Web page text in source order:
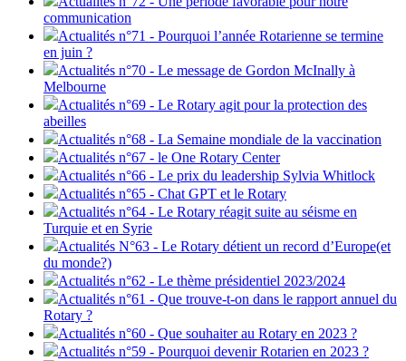
communication
Actualités n°71 - Pourquoi l’année Rotarienne se termine
en juin ?
Actualités n°70 - Le message de Gordon McInally à
Melbourne
Actualités n°69 - Le Rotary agit pour la protection des
abeilles
Actualités n°68 - La Semaine mondiale de la vaccination
Actualités n°67 - le One Rotary Center
Actualités n°66 - Le prix du leadership Sylvia Whitlock
Actualités n°65 - Chat GPT et le Rotary
Actualités n°64 - Le Rotary réagit suite au séisme en
Turquie et en Syrie
Actualités N°63 - Le Rotary détient un record d’Europe(et
du monde?)
Actualités n°62 - Le thème présidentiel 2023/2024
Actualités n°61 - Que trouve-t-on dans le rapport annuel du
Rotary ?
Actualités n°60 - Que souhaiter au Rotary en 2023 ?
Actualités n°59 - Pourquoi devenir Rotarien en 2023 ?